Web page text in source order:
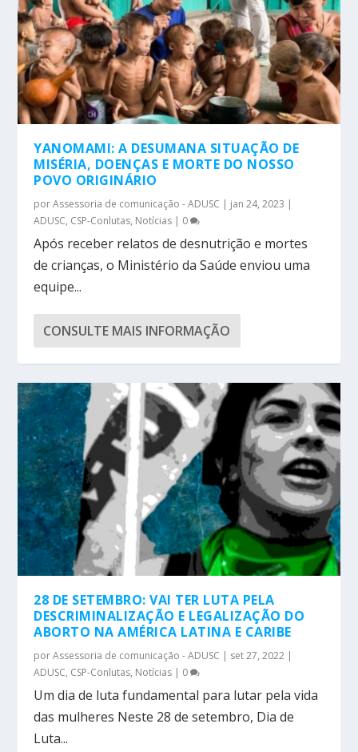
YANOMAMI: A DESUMANA SITUAÇÃO DE
MISÉRIA, DOENÇAS E MORTE DO NOSSO
POVO ORIGINÁRIO
porAssessoria de comunicação - ADUSC | jan 24, 2023 |
ADUSC, CSP-Conlutas, Notícias | 0
Após receber relatos de desnutrição e mortes
de crianças, o Ministério da Saúde enviou uma
equipe...
CONSULTE MAIS INFORMAÇÃO
28 DE SETEMBRO: VAI TER LUTA PELA
DESCRIMINALIZAÇÃO E LEGALIZAÇÃO DO
ABORTO NA AMÉRICA LATINA E CARIBE
porAssessoria de comunicação - ADUSC | set 27, 2022 |
ADUSC, CSP-Conlutas, Notícias | 0
Um dia de luta fundamental para lutar pela vida
das mulheres Neste 28 de setembro, Dia de
Luta...